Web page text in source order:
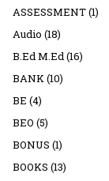
ASSESSMENT(1)
Audio (18)
B.Ed M.Ed(16)
BANK(10)
BE (4)
BEO (5)
BONUS (1)
BOOKS (13)